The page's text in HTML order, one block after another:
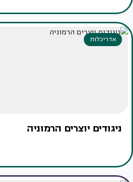
אדריכלות
ניגודים יוצרים הרמוניה